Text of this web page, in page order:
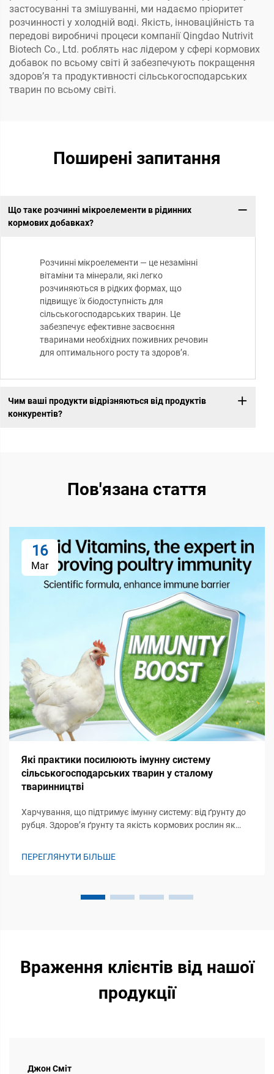
застосуванні та змішуванні, ми надаємо пріоритет
розчинності у холодній воді. Якість, інноваційність та
передові виробничі процеси компанії Qingdao Nutrivit
Biotech Co., Ltd. роблять нас лідером у сфері кормових
добавок по всьому світі й забезпечують покращення
здоров’я та продуктивності сільськогосподарських
тварин по всьому світі.
Поширені запитання
Що таке розчинні мікроелементи в рідинних
кормових добавках?
Розчинні мікроелементи — це незамінні
вітаміни та мінерали, які легко
розчиняються в рідких формах, що
підвищує їх біодоступність для
сільськогосподарських тварин. Це
забезпечує ефективне засвоєння
тваринами необхідних поживних речовин
для оптимального росту та здоров’я.
Чим ваші продукти відрізняються від продуктів
конкурентів?
Пов'язана стаття
16
Mar
Які практики посилюють імунну систему
сільськогосподарських тварин у сталому
тваринництві
Харчування, що підтримує імунну систему: від ґрунту до
рубця. Здоров’я ґрунту та якість кормових рослин як
ПЕРЕГЛЯНУТИ БІЛЬШЕ
Враження клієнтів від нашої
продукції
Джон Сміт